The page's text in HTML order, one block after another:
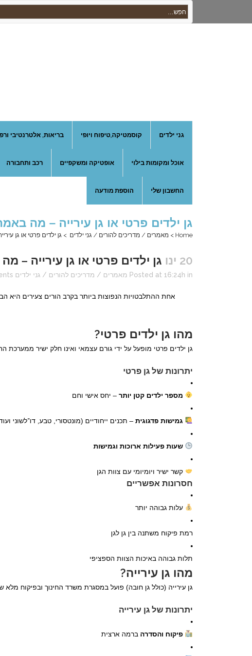
גני ילדים קוסמטיקה,טיפוח ויופי בריאות, אלטרנטיבי
אוכל ומקומות בילוי אופטיקה ומשקפיים רכב ותחבורה
החשבון שלי הוספת מודעה
גן ילדים פרטי או גן עירייה – מה
Home
> מאמרים / מדריכים להורים / גני ילדים > גן ילדים פרטי או גן
20 ינו גן ילדים פרטי או גן עירייה –
Posted at 16:24h in מאמרים / מדריכים להורים / גני ילדים
אחת ההתלבטויות הנפוצות ביותר בקרב הורים צעירים היא
מהו גן ילדים פרטי?
גן ילדים פרטי מופעל על ידי גורם עצמאי ואינו חלק ישיר ממערכת
יתרונות של גן פרטי
מספר ילדים קטן יותר– יחס אישי וחם
גמישות פדגוגית– תכנים ייחודיים (מונטסורי, טבע, דו־לשוני
שעות פעילות ארוכות וגמישות
קשר ישיר ויומיומי עם צוות הגן
חסרונות אפשריים
עלות גבוהה יותר
רמת פיקוח משתנה בין גן לגן
תלות גבוהה באיכות הצוות הספציפי
מהו גן עירייה?
גן עירייה (כולל גן חובה) פועל במסגרת משרד החינוך ובפיקוח
יתרונות של גן עירייה
פיקוח והסדרה ברמה ארצית